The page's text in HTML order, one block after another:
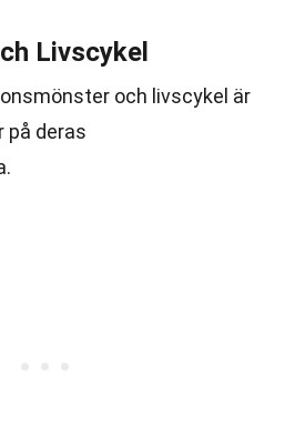
Livscykel
och livscykel är
på deras